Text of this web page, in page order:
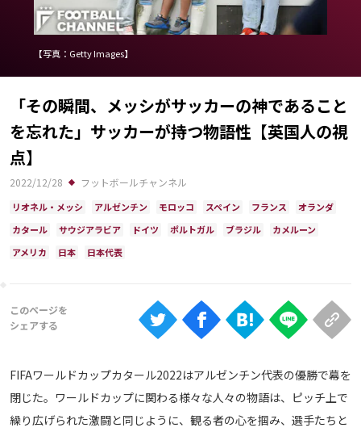
Team Japan
日程・結果
Schedule
ランキング
Ranking
大会について
About
ABEMAの視聴について
iOS Apps
Web
【写真：Getty Images】
「その瞬間、メッシがサッカーの神であること
を忘れた」サッカーが持つ物語性【英国人の視
点】
2022/12/28 フットボールチャンネル
リオネル・メッシ アルゼンチン モロッコ スペイン フランス
オランダ
カタール
サウジアラビア ドイツ ポルトガル ブラジル
カメルーン
アメリカ
日本 日本代表
FIFAワールドカップカタール2022はアルゼンチン代表の優勝で幕を
閉じた。ワールドカップに関わる様々な人々の物語は、ピッチ上で
繰り広げられた激闘と同じように、観る者の心を掴み、選手たちと